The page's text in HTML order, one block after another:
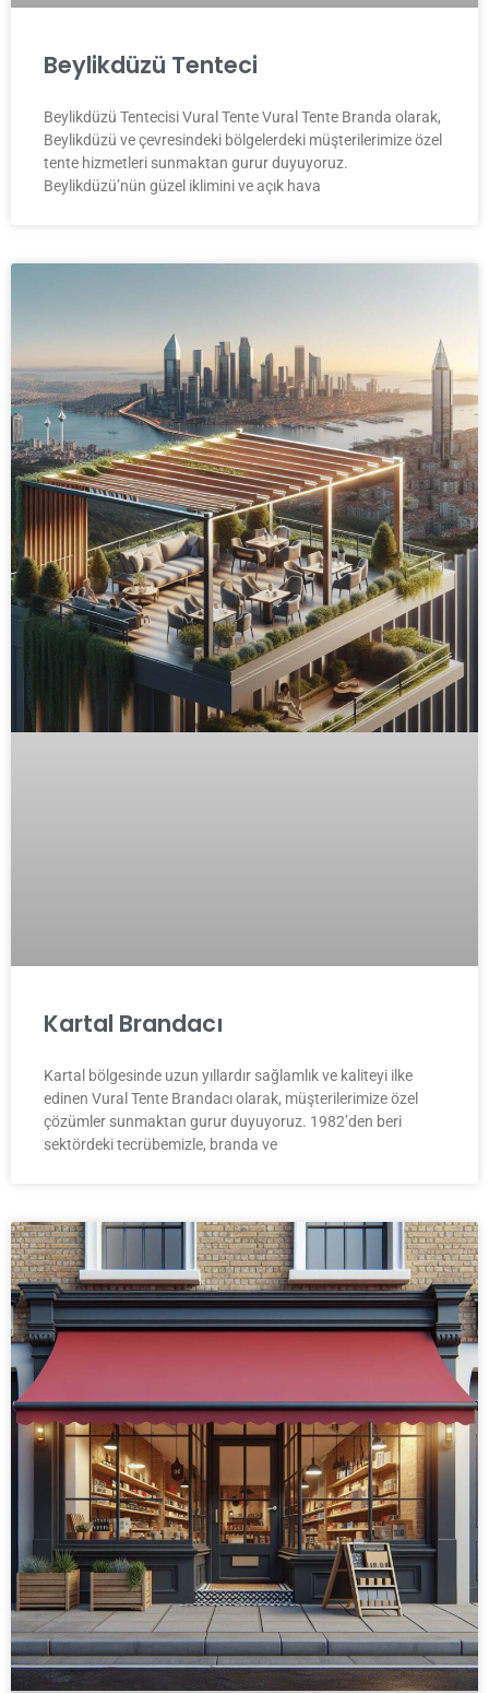
Beylikdüzü Tenteci
Beylikdüzü Tentecisi Vural Tente Vural Tente Branda olarak,
Beylikdüzü ve çevresindeki bölgelerdeki müşterilerimize özel
tente hizmetleri sunmaktan gurur duyuyoruz.
Beylikdüzü’nün güzel iklimini ve açık hava
Kartal Brandacı
Kartal bölgesinde uzun yıllardır sağlamlık ve kaliteyi ilke
edinen Vural Tente Brandacı olarak, müşterilerimize özel
çözümler sunmaktan gurur duyuyoruz. 1982’den beri
sektördeki tecrübemizle, branda ve